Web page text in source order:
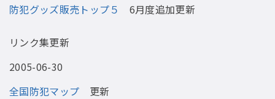
防犯グッズ販売トップ５
6月度追加更新
リンク集更新
2005-06-30
全国防犯マップ 更新